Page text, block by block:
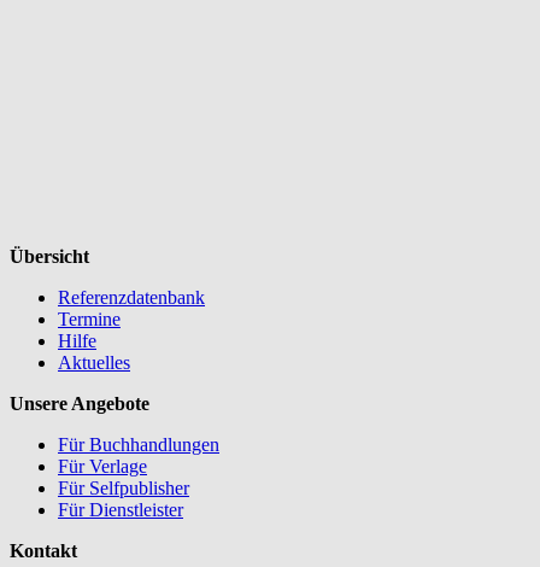
Übersicht
Referenzdatenbank
Termine
Hilfe
Aktuelles
Unsere Angebote
Für Buchhandlungen
Für Verlage
Für Selfpublisher
Für Dienstleister
Kontakt